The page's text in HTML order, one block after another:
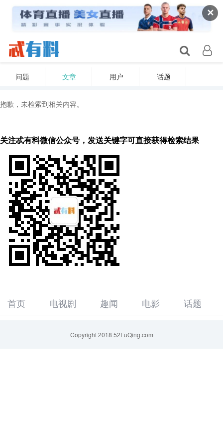
✕
问题 文章 用户 话题
抱歉，未检索到相关内容。
关注忒有料微信公众号，发送关键字可直接获得检索结果
首页 电视剧 趣闻 电影 话题
Copyright 2018 52FuQing.com